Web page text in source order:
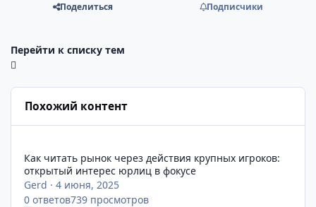
Поделиться Подписчики
Перейти к списку тем
Похожий контент
Как читать рынок через действия крупных игроков:
открытый интерес юрлиц в фокусе
Gerd ·4 июня, 2025
0 ответов739 просмотров